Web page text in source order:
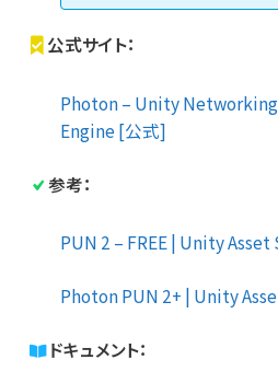
公式サイト：
Photon – Unity
Engine [公式]
参考：
PUN 2 – FREE | Unity
Photon PUN 2+ | Unity
ドキュメント：